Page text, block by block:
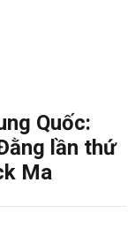
Quốc:
lần thứ
Ma